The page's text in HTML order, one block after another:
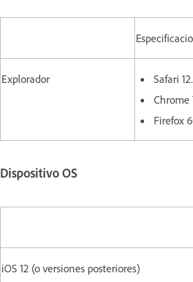
Explorador
Safari
Chrome
Firefox
Dispositivo OS
iOS 12 (o versiones posteriores)